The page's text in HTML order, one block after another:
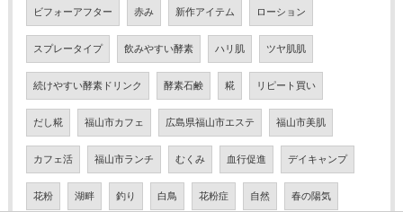
ビフォーアフター 赤み 新作アイテム ローション
スプレータイプ 飲みやすい酵素 ハリ肌 ツヤ肌肌
続けやすい酵素ドリンク 酵素石鹸 糀 リピート買い
だし糀 福山市カフェ 広島県福山市エステ 福山市美肌
カフェ活 福山市ランチ むくみ 血行促進 デイキャンプ
花粉 湖畔 釣り 白鳥 花粉症 自然 春の陽気